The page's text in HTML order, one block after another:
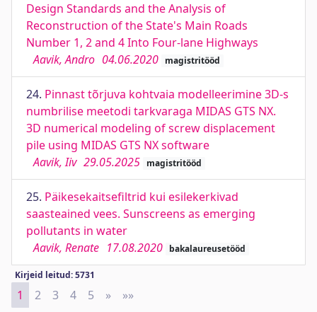
Design Standards and the Analysis of
Reconstruction of the State's Main Roads
Number 1, 2 and 4 Into Four-lane Highways
Aavik, Andro 04.06.2020 magistritööd
24. Pinnast tõrjuva kohtvaia modelleerimine 3D-s
numbrilise meetodi tarkvaraga MIDAS GTS NX.
3D numerical modeling of screw displacement
pile using MIDAS GTS NX software
Aavik, Iiv 29.05.2025 magistritööd
25. Päikesekaitsefiltrid kui esilekerkivad
saasteained vees. Sunscreens as emerging
pollutants in water
Aavik, Renate 17.08.2020 bakalaureusetööd
Kirjeid leitud: 5731
1 2 3 4 5 » Next
»»